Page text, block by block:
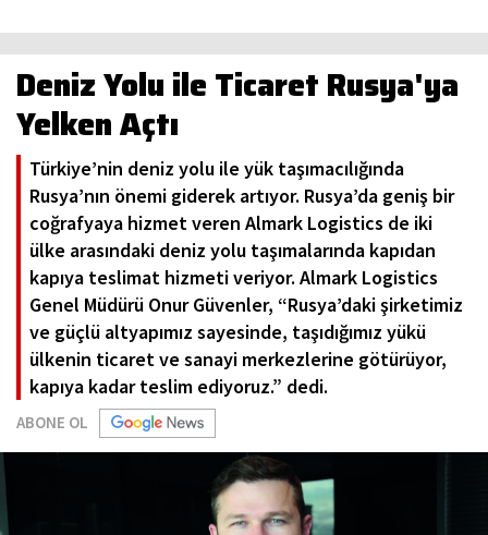
Deniz Yolu ile Ticaret Rusya'ya
Yelken Açtı
Türkiye’nin deniz yolu ile yük taşımacılığında
Rusya’nın önemi giderek artıyor. Rusya’da geniş bir
coğrafyaya hizmet veren Almark Logistics de iki
ülke arasındaki deniz yolu taşımalarında kapıdan
kapıya teslimat hizmeti veriyor. Almark Logistics
Genel Müdürü Onur Güvenler, “Rusya’daki şirketimiz
ve güçlü altyapımız sayesinde, taşıdığımız yükü
ülkenin ticaret ve sanayi merkezlerine götürüyor,
kapıya kadar teslim ediyoruz.” dedi.
ABONE OL